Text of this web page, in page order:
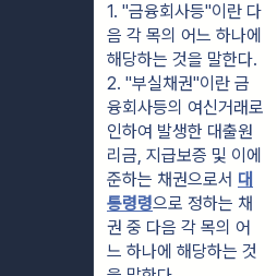
1. "금융회사등"이란 다
음 각 목의 어느 하나에
해당하는 것을 말한다.
2. "부실채권"이란 금
융회사등의 여신거래로
인하여 발생한 대출원
리금, 지급보증 및 이에
준하는 채권으로서 대
통령령으로 정하는 채
권 중 다음 각 목의 어
느 하나에 해당하는 것